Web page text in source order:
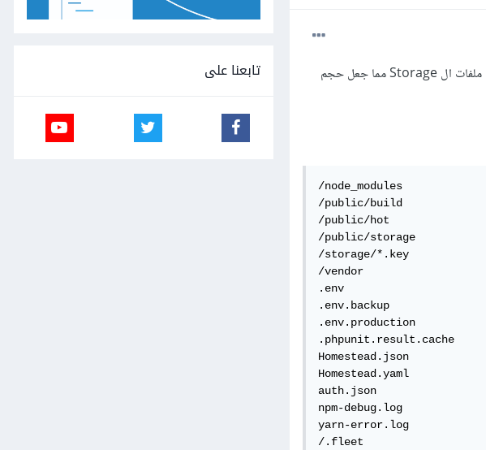
لدي مشروع محلي وحاولت رفعة على master branch ولكن الملف gitignore لم يتجاهل ملفات ال Storage مما جعل حجم
/node_modules
/public/build
/public/hot
/public/storage
/storage/*.key
/vendor
.env
.env.backup
.env.production
.phpunit.result.cache
Homestead.json
Homestead.yaml
auth.json
npm-debug.log
yarn-error.log
/.fleet
تابعنا على